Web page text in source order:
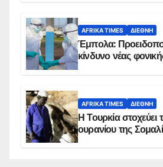
AFRIKA TIMES ΔΙΕΘΝΉ
Έμπολα:
κίνδυνο νέας
AFRIKA TIMES ΔΙΕΘΝΉ
Η Τουρκία στοχεύει
ουρανίου της